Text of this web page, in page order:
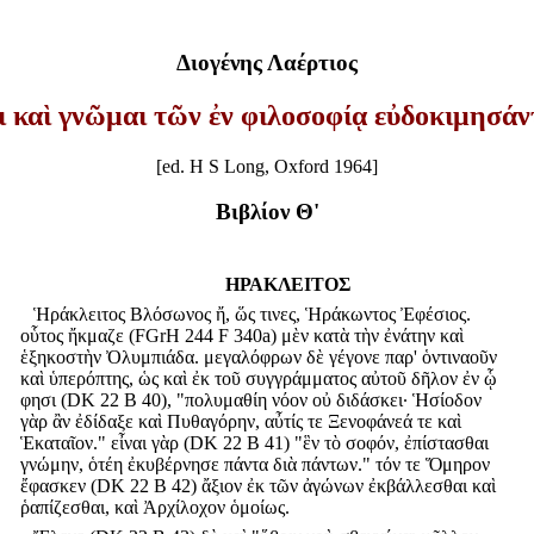
Διογένης Λαέρτιος
καὶ γνῶμαι τῶν ἐν φιλοσοφίᾳ
[ed. H S Long, Oxford 1964]
Βιβλίον Θ'
ΗΡΑΚΛΕΙΤΟΣ
Ἡράκλειτος Βλόσωνος ἤ, ὥς τινες, Ἡράκωντος Ἐφέσιος.
οὗτος ἤκμαζε (FGrH 244 F 340a) μὲν κατὰ τὴν ἐνάτην καὶ
ἑξηκοστὴν Ὀλυμπιάδα. μεγαλόφρων δὲ γέγονε παρ' ὁντιναοῦν
καὶ ὑπερόπτης, ὡς καὶ ἐκ τοῦ συγγράμματος αὐτοῦ δῆλον ἐν ᾧ
φησι (DK 22 B 40), "πολυμαθίη νόον οὐ διδάσκει· Ἡσίοδον
γὰρ ἂν ἐδίδαξε καὶ Πυθαγόρην, αὖτίς τε Ξενοφάνεά τε καὶ
Ἑκαταῖον." εἶναι γὰρ (DK 22 B 41) "ἓν τὸ σοφόν, ἐπίστασθαι
γνώμην, ὁτέη ἐκυβέρνησε πάντα διὰ πάντων." τόν τε Ὅμηρον
ἔφασκεν (DK 22 B 42) ἄξιον ἐκ τῶν ἀγώνων ἐκβάλλεσθαι καὶ
ῥαπίζεσθαι, καὶ Ἀρχίλοχον ὁμοίως.